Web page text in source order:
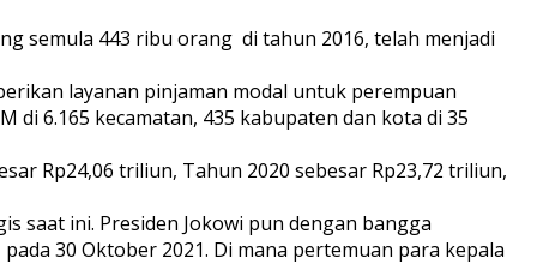
semula 443 ribu orang di tahun 2016, telah menjadi
layanan pinjaman modal untuk perempuan
6.165 kecamatan, 435 kabupaten dan kota di 35
Rp24,06 triliun, Tahun 2020 sebesar Rp23,72 triliun,
saat ini. Presiden Jokowi pun dengan bangga
30 Oktober 2021. Di mana pertemuan para kepala